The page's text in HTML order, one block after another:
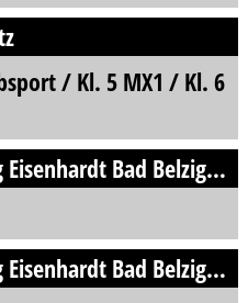
/ Kl. 5 MX1 / Kl. 6
MSC Burg Eisenhardt Bad Belzig e.V. im DMV
MSC Burg Eisenhardt Bad Belzig e.V. im DMV